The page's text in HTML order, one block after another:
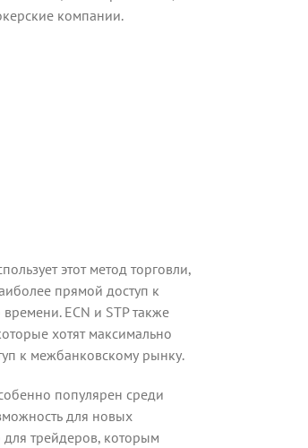
компании.
этот метод торговли,
прямой доступ к
ECN и STP также
хотят максимально
к межбанковскому рынку.
популярен среди
для новых
трейдеров, которым